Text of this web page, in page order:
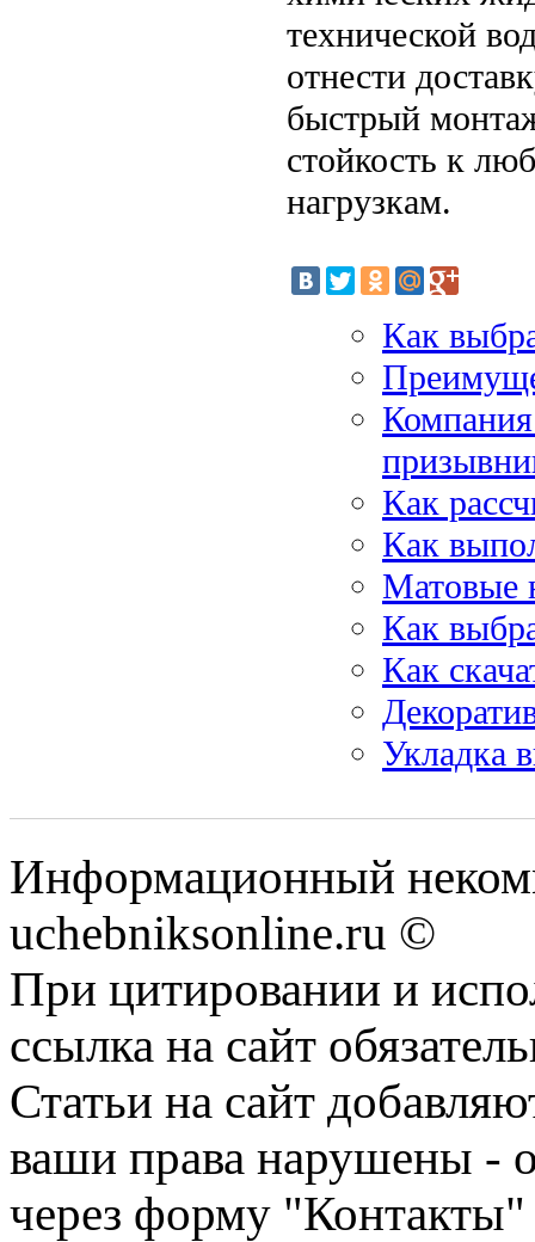
технической
отнести
быстрый
стойкость к
нагрузкам.
Как
Как
Как
Матовые
Как
Как
Укладка
Информационный
uchebniksonline.ru ©
При цитировании и
ссылка на сайт
Статьи на сайт
ваши права нарушены -
через форму "Контакты"